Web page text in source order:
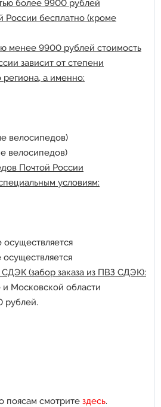
более 9900 рублей
России бесплатно (кроме
менее 9900 рублей стоимость
зависит от степени
а именно:
велосипедов)
велосипедов)
Почтой России
условиям:
осуществляется
осуществляется
(забор заказа из ПВЗ СДЭК):
Московской области
рублей.
поясам смотрите здесь.